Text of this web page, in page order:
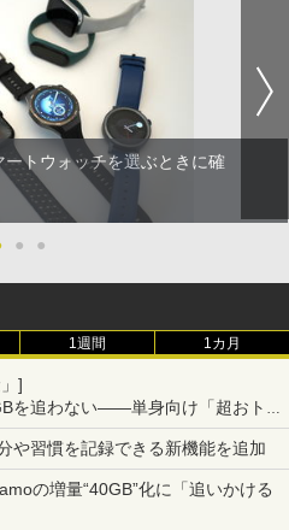
トウォッチを選ぶときに確
● ●
1週間 1カ月
]
を追わない――単身向け「超おトク
点
や習慣を記録できる新機能を追加
の増量“40GB”化に「追いかける